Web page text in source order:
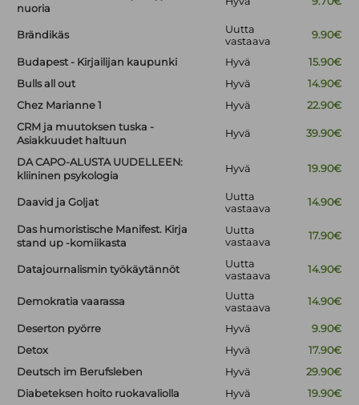
nuoria
Brändikäs
Uutta
vastaava
9.90€
Budapest - Kirjailijan kaupunki Hyvä
15.90€
Bulls all out
Hyvä
14.90€
Chez Marianne 1
Hyvä
22.90€
CRM ja muutoksen tuska -
Asiakkuudet haltuun
Hyvä 39.90€
DA CAPO-ALUSTA UUDELLEEN:
kliininen psykologia
Hyvä 19.90€
Daavid ja Goljat
Uutta
vastaava
14.90€
Das humoristische Manifest. Kirja
stand up -komiikasta
Uutta
vastaava
17.90€
Datajournalismin työkäytännöt
Uutta
vastaava
14.90€
Demokratia vaarassa
Uutta
vastaava
14.90€
Deserton pyörre Hyvä
9.90€
Detox
Hyvä
17.90€
Deutsch im Berufsleben
Hyvä
29.90€
Diabeteksen hoito ruokavaliolla
Hyvä
19.90€